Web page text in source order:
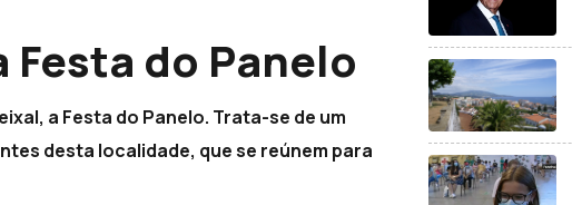
do Panelo
a Festa do Panelo. Trata-se de um
desta localidade, que se reúnem para